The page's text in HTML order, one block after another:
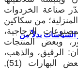
بدلاً من
تصدّر صناعة الخردوات
من سكاكين
والمصنوعات الزجاجية،
وبعض المنتجات
الرقيق، والذهب،
والملح، والنحاس، وريش النعام، وبعض البهارات (51),